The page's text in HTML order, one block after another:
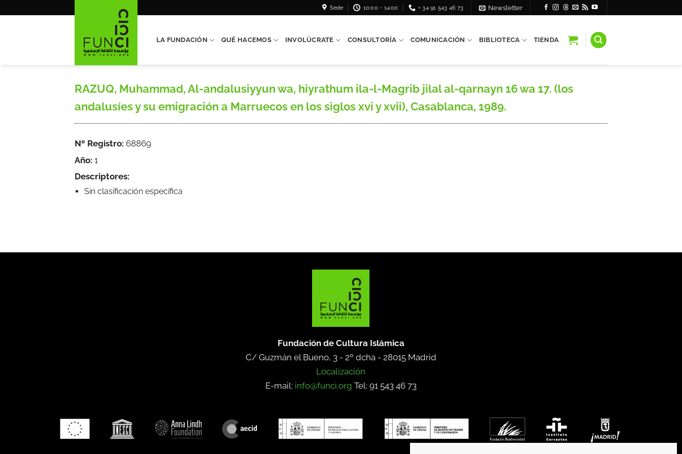
Sede 10:00 - 14:00 + 34 91 543 46 73 Newsletter
LA FUNDACIÓN QUÉ HACEMOS INVOLÚCRATE CONSULTORÍA COMUNICACIÓN BIBLIOTECA TIENDA
RAZUQ, Muhammad, Al-andalusiyyun wa, hiyrathum ila-l-Magrib jilal al-qarnayn 16 wa 17. (los
andalusíes y su emigración a Marruecos en los siglos xvi y xvii), Casablanca, 1989.
Nº Registro: 68869
Año: 1
Descriptores:
Sin clasificación específica
Fundación de Cultura Islámica
C/ Guzmán el Bueno, 3 - 2º dcha - 28015 Madrid
Localización
E-mail: info@funci.org Tel: 91 543 46 73